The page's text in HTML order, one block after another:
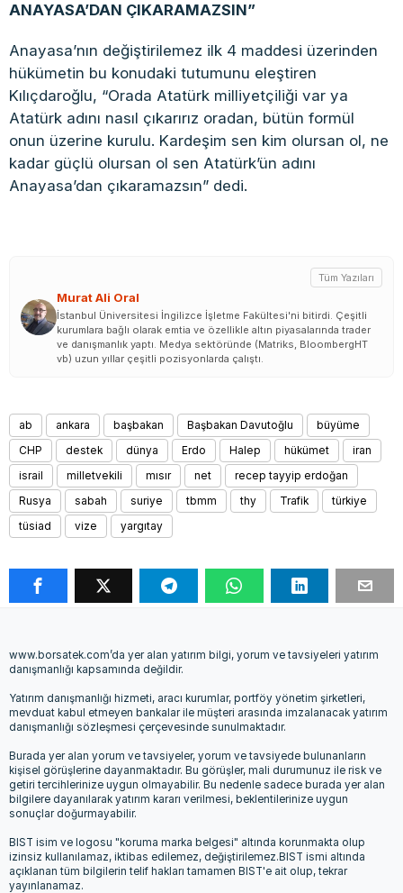
ANAYASA’DAN ÇIKARAMAZSIN”
Anayasa’nın değiştirilemez ilk 4 maddesi üzerinden
hükümetin bu konudaki tutumunu eleştiren
Kılıçdaroğlu, “Orada Atatürk milliyetçiliği var ya
Atatürk adını nasıl çıkarırız oradan, bütün formül
onun üzerine kurulu. Kardeşim sen kim olursan ol, ne
kadar güçlü olursan ol sen Atatürk’ün adını
Anayasa’dan çıkaramazsın” dedi.
Murat Ali Oral
Tüm Yazıları
İstanbul Üniversitesi İngilizce İşletme Fakültesi'ni bitirdi. Çeşitli
kurumlara bağlı olarak emtia ve özellikle altın piyasalarında trader
ve danışmanlık yaptı. Medya sektöründe (Matriks, BloombergHT
vb) uzun yıllar çeşitli pozisyonlarda çalıştı.
ab ankara başbakan Başbakan Davutoğlu
büyüme
CHP
destek dünya Erdo Halep hükümet
iran
israil
milletvekili mısır net
recep tayyip erdoğan
Rusya
sabah suriye tbmm thy Trafik
türkiye
tüsiad
vize yargıtay
www.borsatek.com’da yer alan yatırım bilgi, yorum ve tavsiyeleri yatırım
danışmanlığı kapsamında değildir.
Yatırım danışmanlığı hizmeti, aracı kurumlar, portföy yönetim şirketleri,
mevduat kabul etmeyen bankalar ile müşteri arasında imzalanacak yatırım
danışmanlığı sözleşmesi çerçevesinde sunulmaktadır.
Burada yer alan yorum ve tavsiyeler, yorum ve tavsiyede bulunanların
kişisel görüşlerine dayanmaktadır. Bu görüşler, mali durumunuz ile risk ve
getiri tercihlerinize uygun olmayabilir. Bu nedenle sadece burada yer alan
bilgilere dayanılarak yatırım kararı verilmesi, beklentilerinize uygun
sonuçlar doğurmayabilir.
BIST isim ve logosu "koruma marka belgesi" altında korunmakta olup
izinsiz kullanılamaz, iktibas edilemez, değiştirilemez.BIST ismi altında
açıklanan tüm bilgilerin telif hakları tamamen BIST'e ait olup, tekrar
yayınlanamaz.